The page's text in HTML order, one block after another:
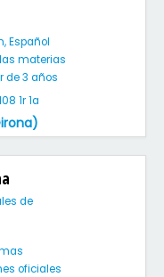
Español
materias
de 3 años
1r 1a
de
oficiales